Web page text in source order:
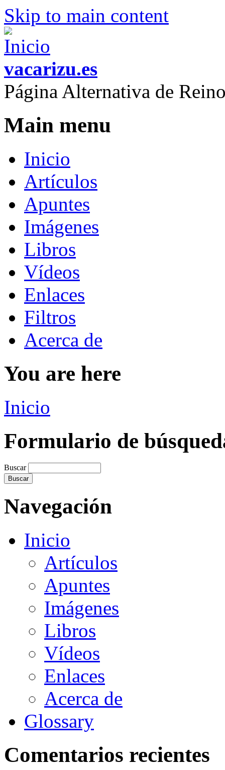
Skip to main content
vacarizu.es
Página Alternativa de
Main menu
Inicio
Artículos
Apuntes
Imágenes
Libros
Vídeos
Enlaces
Filtros
Acerca de
You are here
Inicio
Formulario de
Buscar
Navegación
Inicio
Artículos
Apuntes
Imágenes
Libros
Vídeos
Enlaces
Acerca de
Glossary
Comentarios recientes